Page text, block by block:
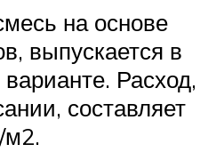
на основе
выпускается в
Расход,
составляет
м2.